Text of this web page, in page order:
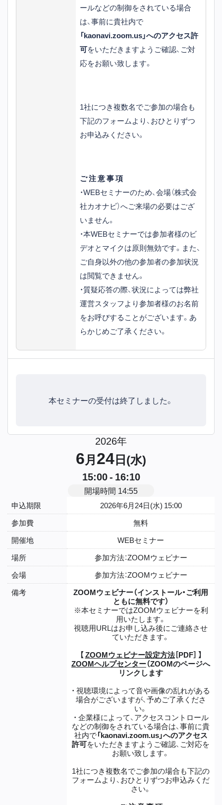
ールなどの制御をされている場合
は、事前に貴社内で
「kaonavi.zoom.us」へのアクセス許
可をいただきますようご確認、ご対
応をお願い致します。
1社につき複数名でご参加の場合も
下記のフォームより、おひとりずつ
お申込みください。
ご 注 意 事 項
・WEBセミナーのため、会場（株式会
社カオナビ）へご来場の必要はござ
いません。
・本WEBセミナーでは参加者様のビ
デオとマイクは原則無効です。また、
ご自身以外の他の参加者の参加状況
は閲覧できません。
・質疑応答の際、状況によっては弊社
運営スタッフより参加者様のお名前
をお呼びすることがございます。あ
らかじめご了承ください。
本セミナーの受付は終了しました。
2026年
6月24日(水)
15:00 - 16:10
開場時間 14:55
申込期限
2026年6月24日(水) 15:00
参加費
無料
開催地
WEBセミナー
場所
参加方法：ZOOMウェビナー
会場
参加方法：ZOOMウェビナー
備考
ZOOMウェビナー（インストール・ご利用
ともに無料です）
※本セミナーではZOOMウェビナーを利
用いたします。
視聴用URLはお申し込み後にご連絡させ
ていただきます。
【ZOOMウェビナー設定方法［PDF］ 】
ZOOMヘルプセンター（ZOOMのページへ
リンクします
・ 視聴環境によって音や画像の乱れがある
場合がございますが、予めご了承くださ
い。
・ 企業様によって、アクセスコントロール
などの制御をされている場合は、事前に貴
社内で「kaonavi.zoom.us」へのアクセス
許可をいただきますようご確認、ご対応を
お願い致します。
1社につき複数名でご参加の場合も下記の
フォームより、おひとりずつお申込みくだ
さい。